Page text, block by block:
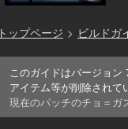
トップページ > ビルドガ
このガイドはバージョン
アイテム等が削除されて
現在のパッチのチョ＝ガ